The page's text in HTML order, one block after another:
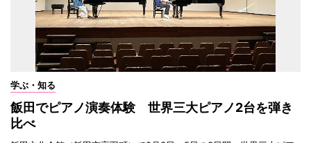
学ぶ・知る
飯田でピアノ演奏体験 世界三大ピアノ2台を弾き
比べ